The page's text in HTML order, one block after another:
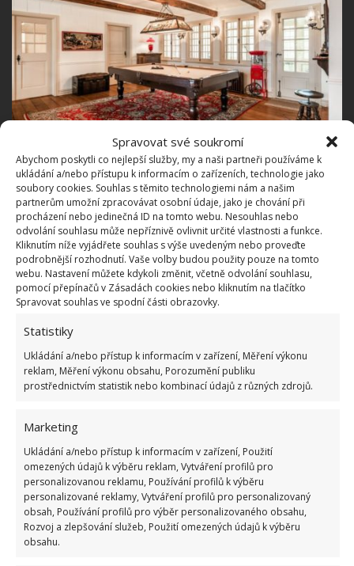
Spravovat své soukromí
Abychom poskytli co nejlepší služby, my a naši partneři používáme k
ukládání a/nebo přístupu k informacím o zařízeních, technologie jako
soubory cookies. Souhlas s těmito technologiemi nám a našim
partnerům umožní zpracovávat osobní údaje, jako je chování při
procházení nebo jedinečná ID na tomto webu. Nesouhlas nebo
odvolání souhlasu může nepříznivě ovlivnit určité vlastnosti a funkce.
Kliknutím níže vyjádřete souhlas s výše uvedeným nebo proveďte
podrobnější rozhodnutí. Vaše volby budou použity pouze na tomto
webu. Nastavení můžete kdykoli změnit, včetně odvolání souhlasu,
pomocí přepínačů v Zásadách cookies nebo kliknutím na tlačítko
Spravovat souhlas ve spodní části obrazovky.
Statistiky
Ukládání a/nebo přístup k informacím v zařízení, Měření výkonu
reklam, Měření výkonu obsahu, Porozumění publiku
prostřednictvím statistik nebo kombinací údajů z různých zdrojů.
Marketing
Ukládání a/nebo přístup k informacím v zařízení, Použití
omezených údajů k výběru reklam, Vytváření profilů pro
personalizovanou reklamu, Používání profilů k výběru
personalizované reklamy, Vytváření profilů pro personalizovaný
obsah, Používání profilů pro výběr personalizovaného obsahu,
Rozvoj a zlepšování služeb, Použití omezených údajů k výběru
obsahu.
Celý komplex sestává z 15 místností. Místo tu najdou
i ti, kteří přijeli pracovně. Vyhrazena je tu pracovní
místnost, v níž nechybí poctivý dřevěný stůl s
masivním osvětlením, pohodlné křeslo a závěsy
oddělující další prostory. V domě se nachází dvojice
koupelen. Jedna v přízemí a společně s ní je tu k